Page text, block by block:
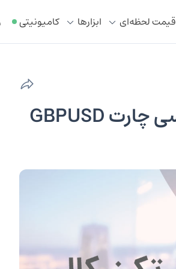
قیمت لحظه‌ای ابزار‌ها کامیونیتی